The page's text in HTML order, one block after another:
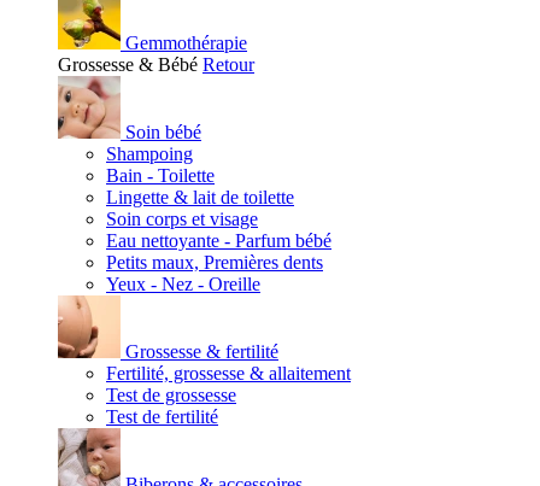
Gemmothérapie
Grossesse & Bébé Retour
Soin bébé
Shampoing
Bain - Toilette
Lingette & lait de toilette
Soin corps et visage
Eau nettoyante - Parfum bébé
Petits maux, Premières dents
Yeux - Nez - Oreille
Grossesse & fertilité
Fertilité, grossesse & allaitement
Test de grossesse
Test de fertilité